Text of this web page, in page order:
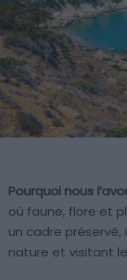
Pourquoi nous
où faune, flore et
un cadre préservé,
nature et visitant